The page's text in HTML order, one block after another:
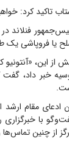
تاکید کرد:
فنلاند
یا فروپاشی یک
از این، «آنتونیو
خبر داد، گفت
ادعای مقام
با خبرگزاری
از چنین تماس‌ها